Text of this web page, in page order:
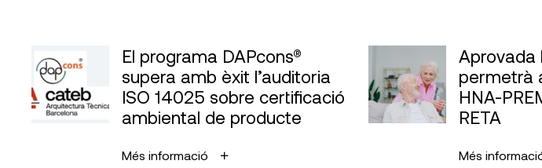
El programa DAPcons®
supera amb èxit l’auditoria
ISO 14025 sobre certificació
ambiental de producte
Més informació
Aprovada
permetrà
HNA-
RETA
Més